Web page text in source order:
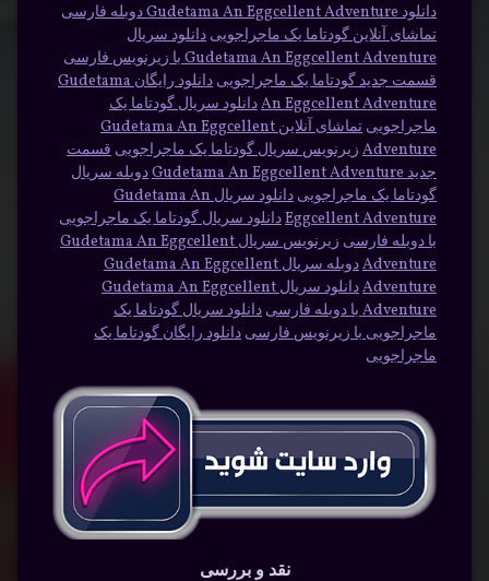
دانلود Gudetama An Eggcellent Adventure دوبله فارسی
تماشای آنلاین گودتاما یک ماجراجویی دانلود سریال
Gudetama An Eggcellent Adventure با زیرنویس فارسی
قسمت جدید گودتاما یک ماجراجویی
دانلود رایگان Gudetama
An Eggcellent Adventureدانلود سریال گودتاما یک
ماجراجویی
تماشای آنلاین Gudetama An Eggcellent
Adventure زیرنویس سریال گودتاما یک ماجراجویی قسمت
جدید Gudetama An Eggcellent Adventure
دوبله سریال
گودتاما یک ماجراجویی
دانلود سریال Gudetama An
Eggcellent Adventureدانلود سریال گودتاما یک ماجراجویی
با دوبله فارسی
زیرنویس سریال Gudetama An Eggcellent
Adventure
دوبله سریال Gudetama An Eggcellent
Adventure
دانلود سریال Gudetama An Eggcellent
Adventure با دوبله فارسی
دانلود سریال گودتاما یک
ماجراجویی با زیرنویس فارسی دانلود رایگان گودتاما یک
ماجراجویی
نقد و بررسی